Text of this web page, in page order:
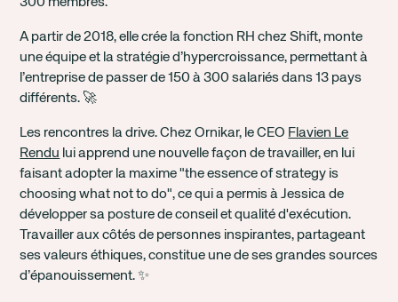
300 membres.
A partir de 2018, elle crée la fonction RH chez Shift, monte
une équipe et la stratégie d’hypercroissance, permettant à
l’entreprise de passer de 150 à 300 salariés dans 13 pays
différents. 🚀
Les rencontres la drive. Chez Ornikar, le CEO Flavien Le
Rendu lui apprend une nouvelle façon de travailler, en lui
faisant adopter la maxime "the essence of strategy is
choosing what not to do", ce qui a permis à Jessica de
développer sa posture de conseil et qualité d'exécution.
Travailler aux côtés de personnes inspirantes, partageant
ses valeurs éthiques, constitue une de ses grandes sources
d’épanouissement. ✨